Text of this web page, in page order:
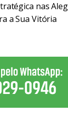
nas
a Sua Vitória